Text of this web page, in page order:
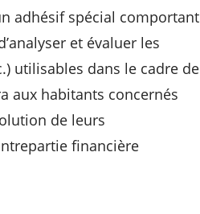
adhésif spécial comportant
et évaluer les
utilisables dans le cadre de
aux habitants concernés
de leurs
financière